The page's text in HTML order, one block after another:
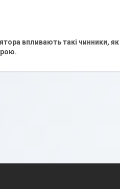
впливають такі чинники,